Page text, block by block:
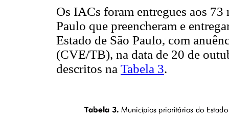
Os IACs foram entregues aos
Paulo que preencheram e
Estado de São Paulo, com
(CVE/TB), na data de 20 de
descritos na Tabela 3.